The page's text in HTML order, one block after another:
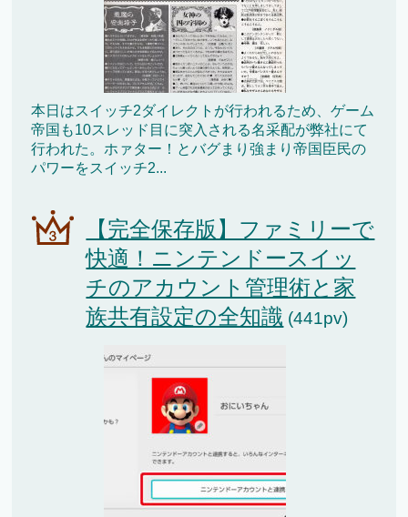
本日はスイッチ2ダイレクトが行われるため、ゲーム
帝国も10スレッド目に突入される名采配が弊社にて
行われた。ホァター！とバグまり強まり帝国臣民の
パワーをスイッチ2...
【完全保存版】ファミリーで
快適！ニンテンドースイッ
チのアカウント管理術と家
族共有設定の全知識 (441pv)